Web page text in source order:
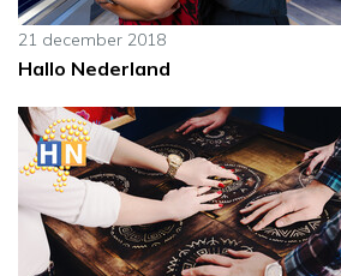
21 december 2018
Hallo Nederland